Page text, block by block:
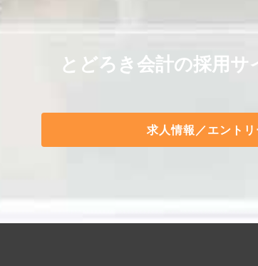
とどろき会計の採用サ
求人情報／エント